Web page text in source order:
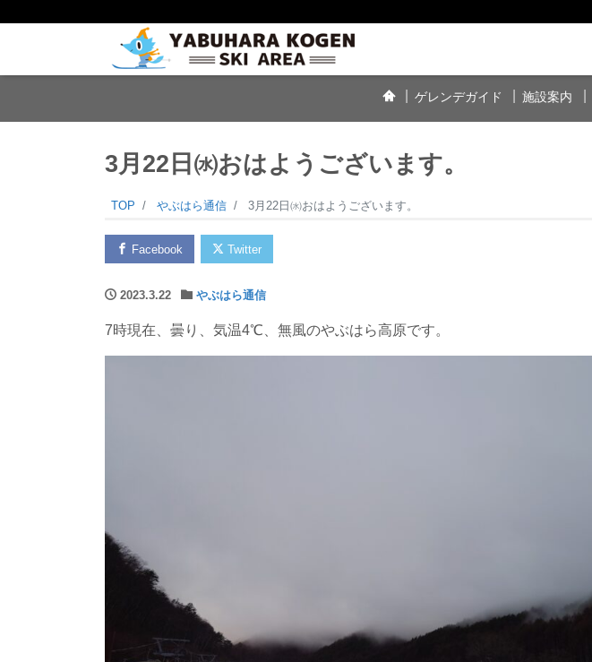
ゲレンデガイド 施設案内
3月22日㈬おはようございます。
TOP やぶはら通信 3月22日㈬おはようございます。
Facebook Twitter
2023.3.22 やぶはら通信
7時現在、曇り、気温4℃、無風のやぶはら高原です。